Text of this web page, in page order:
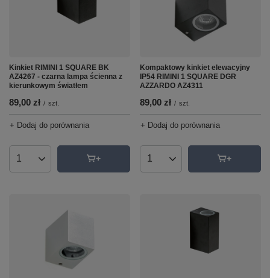
Kinkiet RIMINI 1 SQUARE BK
AZ4267 - czarna lampa ścienna z
kierunkowym światłem
89,00 zł / szt.
+ Dodaj do porównania
Ilość produktów
Kompaktowy kinkiet elewacyjny
IP54 RIMINI 1 SQUARE DGR
AZZARDO AZ4311
89,00 zł / szt.
+ Dodaj do porównania
Ilość produktów